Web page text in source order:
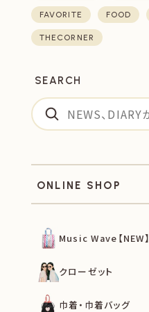
FAVORITE FOOD
THECORNER
SEARCH
ONLINE SHOP
Music Wave【NEW】
クローゼット
巾着・巾着バッグ